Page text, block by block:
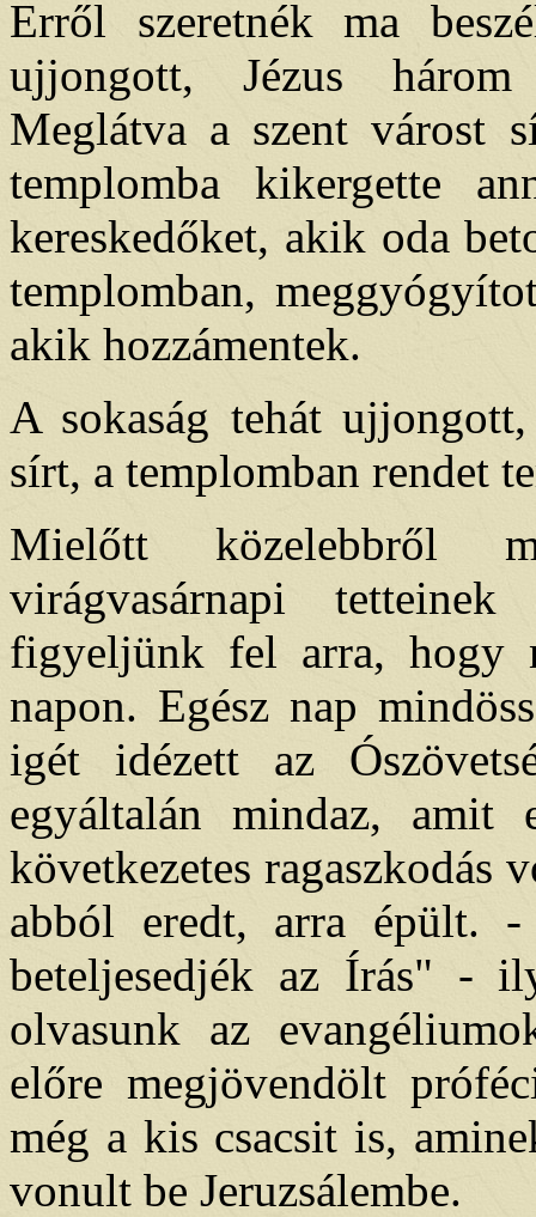
Erről szeretnék ma
ujjongott, Jézus
Meglátva a szent várost
templomba kikergette
kereskedőket, akik oda
templomban,
akik hozzámentek.
A sokaság tehát
sírt, a templomban rendet
Mielőtt közelebbről
virágvasárnapi
figyeljünk fel arra, hogy
napon. Egész nap
igét idézett az
egyáltalán mindaz,
következetes ragaszkodás
abból eredt, arra épült.
beteljesedjék az Írás" -
olvasunk az
előre megjövendölt
még a kis csacsit is,
vonult be Jeruzsálembe.